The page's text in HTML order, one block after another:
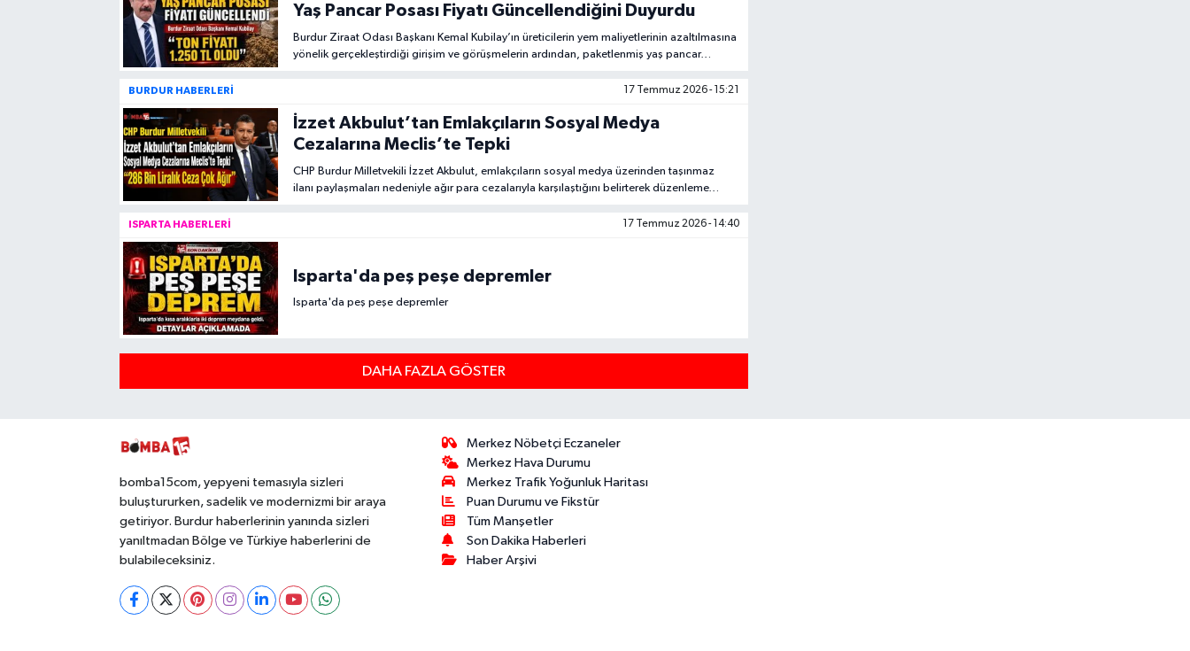
Yaş Pancar Posası Fiyatı Güncellendiğini Duyurdu
Burdur Ziraat Odası Başkanı Kemal Kubilay’ın üreticilerin yem maliyetlerinin azaltılmasına
yönelik gerçekleştirdiği girişim ve görüşmelerin ardından, paketlenmiş yaş pancar
BURDUR HABERLERİ 17 Temmuz 2026 - 15:21
İzzet Akbulut’tan Emlakçıların Sosyal Medya
Cezalarına Meclis’te Tepki
CHP Burdur Milletvekili İzzet Akbulut, emlakçıların sosyal medya üzerinden taşınmaz
ilanı paylaşmaları nedeniyle ağır para cezalarıyla karşılaştığını belirterek düzenleme
ISPARTA HABERLERİ 17 Temmuz 2026 - 14:40
Isparta'da peş peşe depremler
Isparta'da peş peşe depremler
DAHA FAZLA GÖSTER
bomba15com, yepyeni temasıyla sizleri
buluştururken, sadelik ve modernizmi bir araya
getiriyor. Burdur haberlerinin yanında sizleri
yanıltmadan Bölge ve Türkiye haberlerini de
bulabileceksiniz.
Merkez Nöbetçi Eczaneler
Merkez Hava Durumu
Merkez Trafik Yoğunluk Haritası
Puan Durumu ve Fikstür
Tüm Manşetler
Son Dakika Haberleri
Haber Arşivi